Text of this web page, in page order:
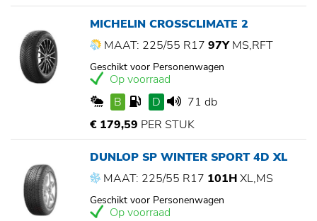
MICHELIN CROSSCLIMATE 2
MAAT: 225/55 R17 97YMS,RFT
Geschikt voor Personenwagen
Op voorraad
B
D
71 db
€ 179,59 PER STUK
DUNLOP SP WINTER SPORT 4D XL
MAAT: 225/55 R17 101HXL,MS
Geschikt voor Personenwagen
Op voorraad